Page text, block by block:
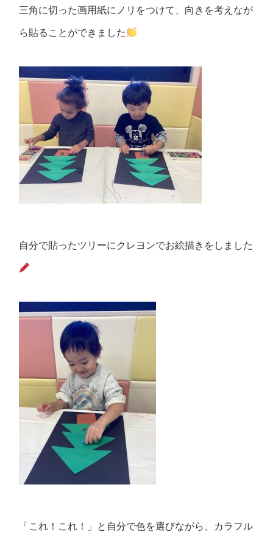
三角に切った画用紙にノリをつけて、向きを考えなが
ら貼ることができました
自分で貼ったツリーにクレヨンでお絵描きをしました
「これ！これ！」と自分で色を選びながら、カラフル